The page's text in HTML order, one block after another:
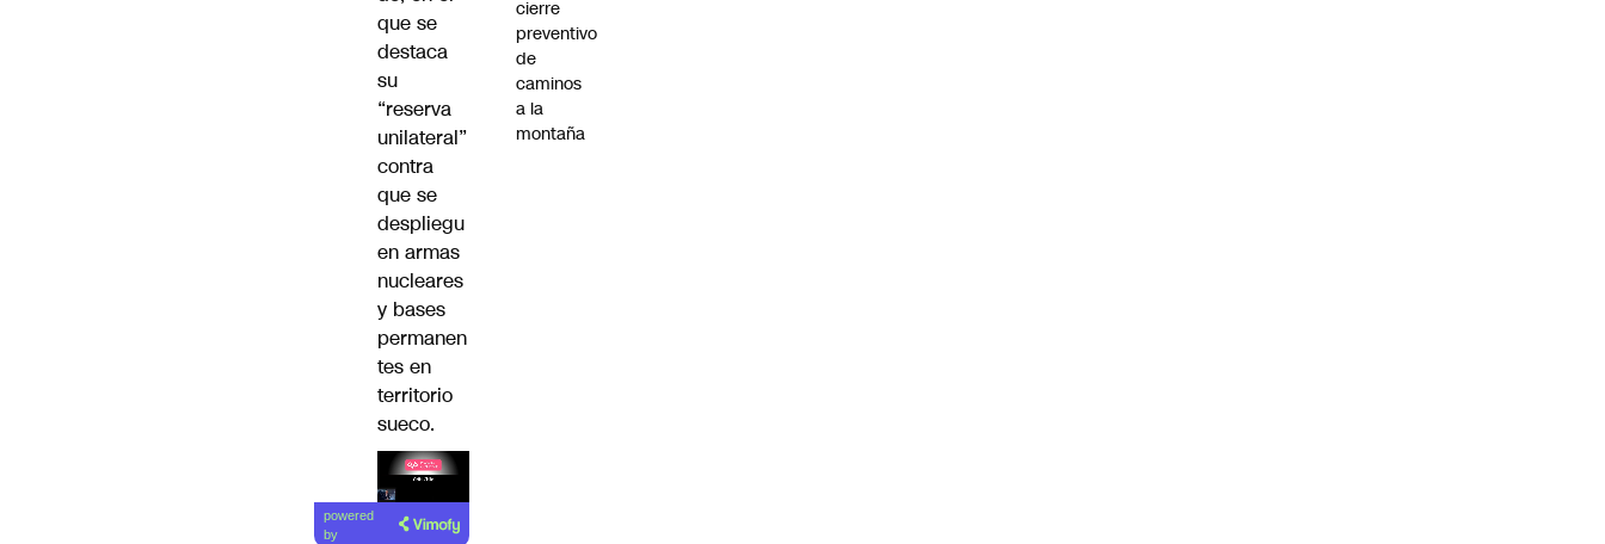
que se
destaca
su
“reserva
unilateral”
contra
que se
despliegu
en armas
nucleares
y bases
permanen
tes en
territorio
sueco.
Lea el
artículo
powered
by
cierre
preventivo
de
caminos
a la
montaña